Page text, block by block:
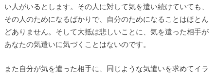
い人がいるとします。その人に対して気を遣い続けていても、
その人のためになるばかりで、自分のためになることはほとん
どありません。そして大抵は悲しいことに、気を遣った相手が
あなたの気遣いに気づくことはないのです。
また自分が気を遣った相手に、同じような気遣いを求めてイラ